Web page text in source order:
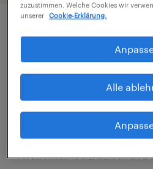
Techniker (m/w/d)
veröffentlicht am 21. Juli
zuzustimmen. Welche Cookies wir
unserer
Cookie-Erklärung.
Alle